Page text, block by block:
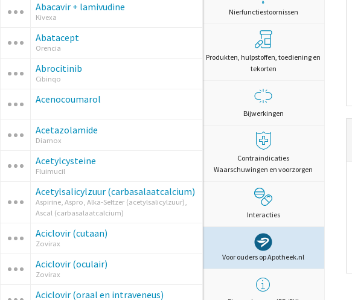
Abacavir + lamivudine
Kivexa
Abatacept
Orencia
Abrocitinib
Cibinqo
Acenocoumarol
Acetazolamide
Diamox
Acetylcysteine
Fluimucil
Acetylsalicylzuur (carbasalaatcalcium)
Aspirine, Aspro, Alka-Seltzer (acetylsalicylzuur),
Ascal (carbasalaatcalcium)
Aciclovir (cutaan)
Zovirax
Aciclovir (oculair)
Zovirax
Aciclovir (oraal en intraveneus)
Nierfunctiestoornissen
Produkten, hulpstoffen, toediening en
tekorten
Bijwerkingen
Contraindicaties
Waarschuwingen en voorzorgen
Interacties
Voor ouders op Apotheek.nl